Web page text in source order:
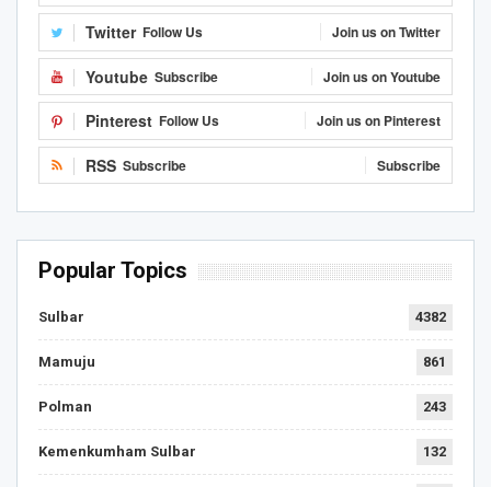
Twitter Follow Us Join us on Twitter
Youtube Subscribe Join us on Youtube
Pinterest Follow Us Join us on Pinterest
RSS Subscribe Subscribe
Popular Topics
Sulbar 4382
Mamuju 861
Polman 243
Kemenkumham Sulbar 132